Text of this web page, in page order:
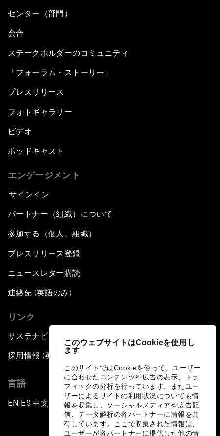
このウェブサイトはCookieを使用し
ます
このサイトではCookieを使って、ユーザー
に合わせたコンテンツや広告の表示、トラ
フィックの分析を行っています。またユー
ザーによるサイトの利用状況についても情
報を収集し、ソーシャルメディアや広告配
信、データ解析の各パートナーに情報を共
有しています。ここで収集された情報は、
ユーザーが各パートナーに提供した他の情
センター（部門）
会合
ステークホルダーのコミュニティ
「フォーラム・ストーリー」
プレスリリース
フォトギャラリー
ビデオ
ポッドキャスト
エンゲージメント
サインイン
パートナー（組織）について
参加する（個人、組織）
プレスリリース登録
ニュースレター購読
連絡先 (英語のみ)
リンク
サステナビリティへの取り組み
採用情報 (英語のみ)
言語
EN ▪ES▪中文▪ 日本語